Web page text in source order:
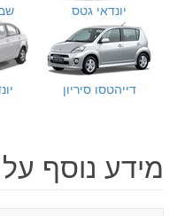
יונדאי גטס
דייהטסו סיריון
מידע נוסף